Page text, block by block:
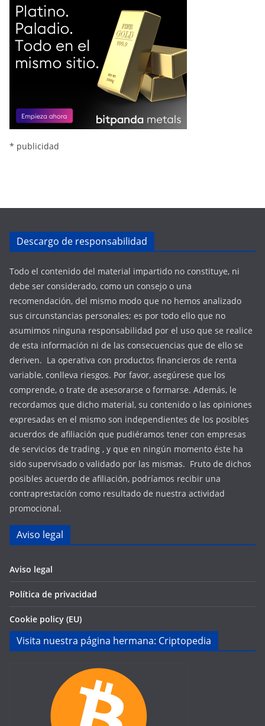
* publicidad
Descargo de responsabilidad
Todo el contenido del material impartido no constituye, ni
debe ser considerado, como un consejo o una
recomendación, del mismo modo que no hemos analizado
sus circunstancias personales; es por todo ello que no
asumimos ninguna responsabilidad por el uso que se realice
de esta información ni de las consecuencias que de ello se
deriven. La operativa con productos financieros de renta
variable, conlleva riesgos. Por favor, asegúrese que los
comprende, o trate de asesorarse o formarse. Además, le
recordamos que dicho material, su contenido o las opiniones
expresadas en el mismo son independientes de los posibles
acuerdos de afiliación que pudiéramos tener con empresas
de servicios de trading , y que en ningún momento éste ha
sido supervisado o validado por las mismas. Fruto de dichos
posibles acuerdo de afiliación, podríamos recibir una
contraprestación como resultado de nuestra actividad
promocional.
Aviso legal
Aviso legal
Política de privacidad
Cookie policy (EU)
Visita nuestra página hermana: Criptopedia